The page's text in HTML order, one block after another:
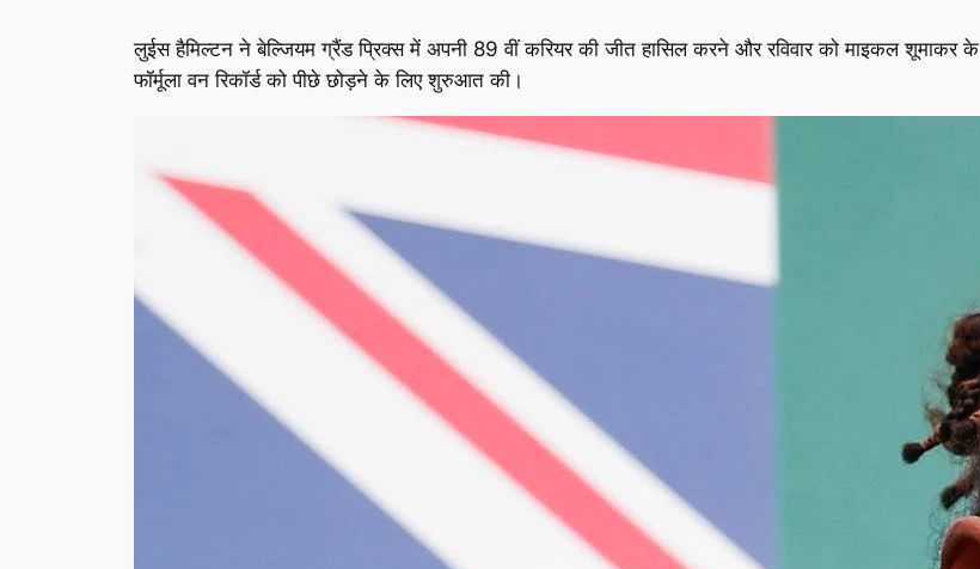
लुईस हैमिल्टन ने बेल्जियम ग्रैंड प्रिक्स में अपनी 89 वीं करियर की जीत हासिल करने और रविवार को माइकल शूमाकर के
फॉर्मूला वन रिकॉर्ड को पीछे छोड़ने के लिए शुरुआत की।